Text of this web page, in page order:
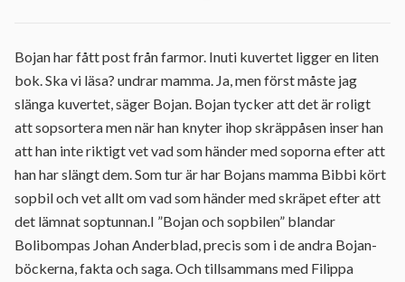
Bojan har fått post från farmor. Inuti kuvertet ligger en liten
bok. Ska vi läsa? undrar mamma. Ja, men först måste jag
slänga kuvertet, säger Bojan. Bojan tycker att det är roligt
att sopsortera men när han knyter ihop skräppåsen inser han
att han inte riktigt vet vad som händer med soporna efter att
han har slängt dem. Som tur är har Bojans mamma Bibbi kört
sopbil och vet allt om vad som händer med skräpet efter att
det lämnat soptunnan.I ”Bojan och sopbilen” blandar
Bolibompas Johan Anderblad, precis som i de andra Bojan-
böckerna, fakta och saga. Och tillsammans med Filippa